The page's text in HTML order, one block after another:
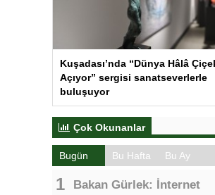
Kuşadası’nda “Dünya Hâlâ
Açıyor” sergisi sanatseverlerle
buluşuyor
Çok Okunanlar
Bugün Bu Hafta Bu Ay
Bakan Gürlek: İnternet